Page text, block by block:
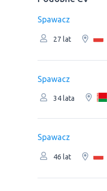
Spawacz
27 lat
Spawacz
34 lata
Spawacz
46 lat